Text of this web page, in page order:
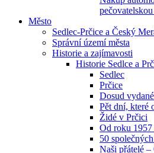
Město
Sedlec-Prčice a Český
Správní území města
Historie a zajímavosti
Historie Sedlce a
Sedlec
Prčice
Dosud
Pět dní, které
Židé v Prčici
Od roku 1957
50
Naši přátelé